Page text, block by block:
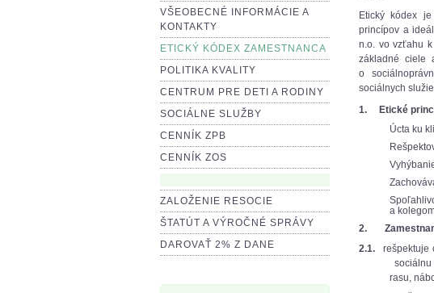
VŠEOBECNÉ INFORMÁCIE A
KONTAKTY
ETICKÝ KÓDEX ZAMESTNANCA
POLITIKA KVALITY
CENTRUM PRE DETI A RODINY
SOCIÁLNE SLUŽBY
CENNÍK ZPB
CENNÍK ZOS
ZALOŽENIE RESOCIE
ŠTATÚT A VÝROČNÉ SPRÁVY
DAROVAŤ 2% Z DANE
Etický kódex
princípov a
n.o. vo vzťahu k
základné ciele
o
sociálnych
1. Etické
Úcta ku
a
2.
2.1.
rešpektuje
sociálnu
rasu,